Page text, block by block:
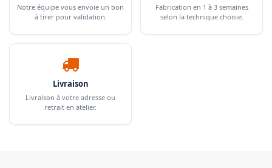
Notre équipe vous envoie un bon
à tirer pour validation.
Fabrication en 1 à 3 semaines
selon la technique choisie.
Livraison
Livraison à votre adresse ou
retrait en atelier.